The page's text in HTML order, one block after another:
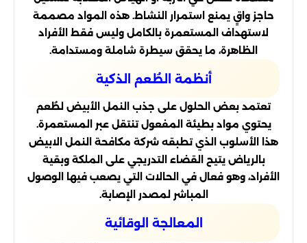
حاجز واقٍ يمنع استمرار النشاط. هذه المواد مصممة
لاستهداف المستعمرة بالكامل وليس فقط الأفراد
الظاهرة، ما يحقق سيطرة شاملة ومستدامة.
أنظمة الطُعم الذكية
تعتمد بعض الحلول على جذب النمل الأبيض لطُعم
يحتوي مواد بطيئة المفعول تنتقل عبر المستعمرة.
هذا الأسلوب الذي تطبقه شركة مكافحة النمل الابيض
بالرياض يتيح القضاء التدريجي على الملكة وبقية
الأفراد، وهو فعال في الحالات التي يصعب فيها الوصول
المباشر لمصدر الإصابة.
المعالجة الوقائية